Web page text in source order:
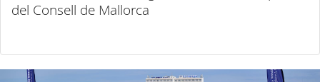
del Consell de Mallorca